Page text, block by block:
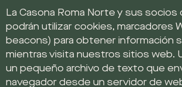
La Casona Roma Norte y sus socios
podrán utilizar cookies, marcadores
beacons) para obtener información
mientras visita nuestros sitios web.
un pequeño archivo de texto que
navegador desde un servidor de